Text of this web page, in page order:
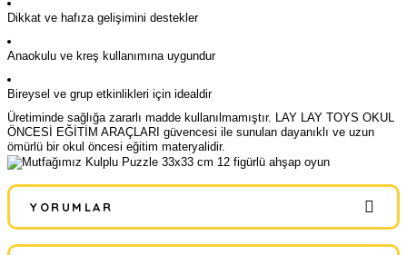
Dikkat ve hafıza gelişimini destekler
Anaokulu ve kreş kullanımına uygundur
Bireysel ve grup etkinlikleri için idealdir
Üretiminde sağlığa zararlı madde kullanılmamıştır. LAY LAY TOYS OKUL
ÖNCESİ EĞİTİM ARAÇLARI güvencesi ile sunulan dayanıklı ve uzun
ömürlü bir okul öncesi eğitim materyalidir.
YORUMLAR